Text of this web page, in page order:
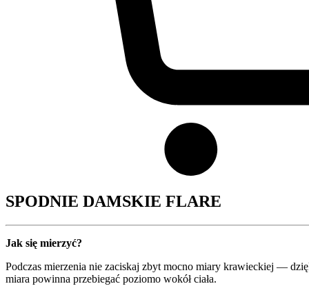
SPODNIE DAMSKIE FLARE
Jak się mierzyć?
Podczas mierzenia nie zaciskaj zbyt mocno miary krawieckiej —
miara powinna przebiegać poziomo wokół ciała.